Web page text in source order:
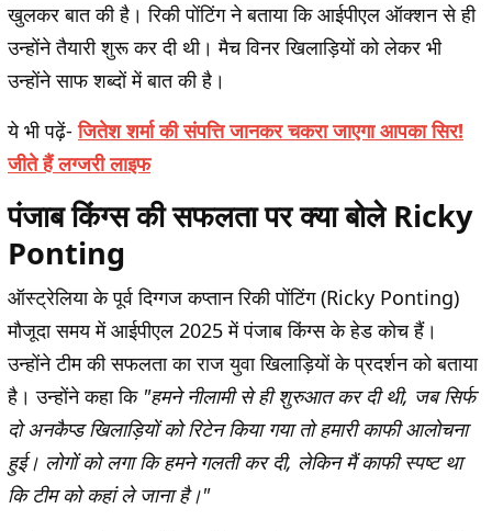
खुलकर बात की है। रिकी पोंटिंग ने बताया कि आईपीएल ऑक्शन से ही
उन्होंने तैयारी शुरू कर दी थी। मैच विनर खिलाड़ियों को लेकर भी
उन्होंने साफ शब्दों में बात की है।
ये भी पढ़ें-जितेश शर्मा की संपत्ति जानकर चकरा जाएगा आपका सिर!
जीते हैं लग्जरी लाइफ
पंजाब किंग्स की सफलता पर क्या बोले Ricky
Ponting
ऑस्ट्रेलिया के पूर्व दिग्गज कप्तान रिकी पोंटिंग (Ricky Ponting)
मौजूदा समय में आईपीएल 2025 में पंजाब किंग्स के हेड कोच हैं।
उन्होंने टीम की सफलता का राज युवा खिलाड़ियों के प्रदर्शन को बताया
है। उन्होंने कहा कि "हमने नीलामी से ही शुरुआत कर दी थी, जब सिर्फ
दो अनकैप्ड खिलाड़ियों को रिटेन किया गया तो हमारी काफी आलोचना
हुई। लोगों को लगा कि हमने गलती कर दी, लेकिन मैं काफी स्पष्ट था
कि टीम को कहां ले जाना है।"